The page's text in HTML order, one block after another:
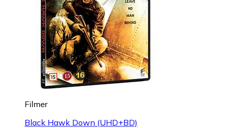
Filmer
Black Hawk Down (UHD+BD)